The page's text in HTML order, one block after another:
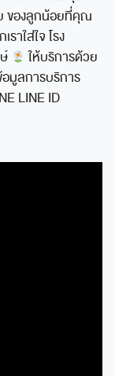
ของลูกน้อยที่คุณ
าใส่ใจ โรง
ให้บริการด้วย
มูลการบริการ
LINE ID